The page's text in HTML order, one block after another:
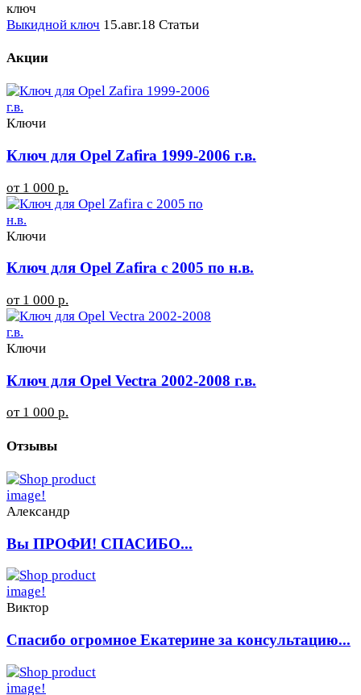
Выкидной ключ 15.авг.18 Статьи
Акции
Ключи
Ключ для Opel Zafira 1999-2006 г.в.
от 1 000 р.
Ключи
Ключ для Opel Zafira с 2005 по н.в.
от 1 000 р.
Ключи
Ключ для Opel Vectra 2002-2008 г.в.
от 1 000 р.
Отзывы
Александр
Вы ПРОФИ! СПАСИБО...
Виктор
Спасибо огромное Екатерине за консультацию...